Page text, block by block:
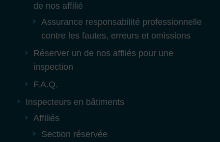
de nos affilié
Assurance responsabilité professionnelle
contre les fautes, erreurs et omissions
Réserver un de nos affliés pour une
inspection
F.A.Q.
Inspecteurs en bâtiments
Affiliés
Section réservée